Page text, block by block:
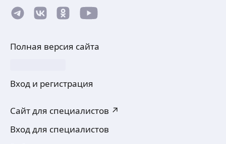
Полная версия сайта
Вход и регистрация
Сайт для специалистов ↗
Вход для специалистов